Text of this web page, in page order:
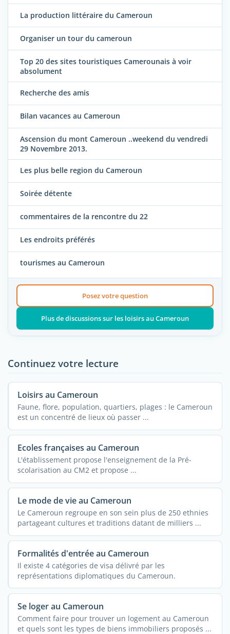
La production littéraire du Cameroun
Organiser un tour du cameroun
Top 20 des sites touristiques Camerounais à voir
absolument
Recherche des amis
Bilan vacances au Cameroun
Ascension du mont Cameroun ..weekend du vendredi
29 Novembre 2013.
Les plus belle region du Cameroun
Soirée détente
commentaires de la rencontre du 22
Les endroits préférés
tourismes au Cameroun
Posez votre question
Plus de discussions sur les loisirs au Cameroun
Continuez votre lecture
Loisirs au Cameroun
Faune, flore, population, quartiers, plages : le Cameroun
est un concentré de lieux où passer ...
Ecoles françaises au Cameroun
L'établissement propose l'enseignement de la Pré-
scolarisation au CM2 et propose ...
Le mode de vie au Cameroun
Le Cameroun regroupe en son sein plus de 250 ethnies
partageant cultures et traditions datant de milliers ...
Formalités d'entrée au Cameroun
Il existe 4 catégories de visa délivré par les
représentations diplomatiques du Cameroun.
Se loger au Cameroun
Comment faire pour trouver un logement au Cameroun
et quels sont les types de biens immobiliers proposés ...